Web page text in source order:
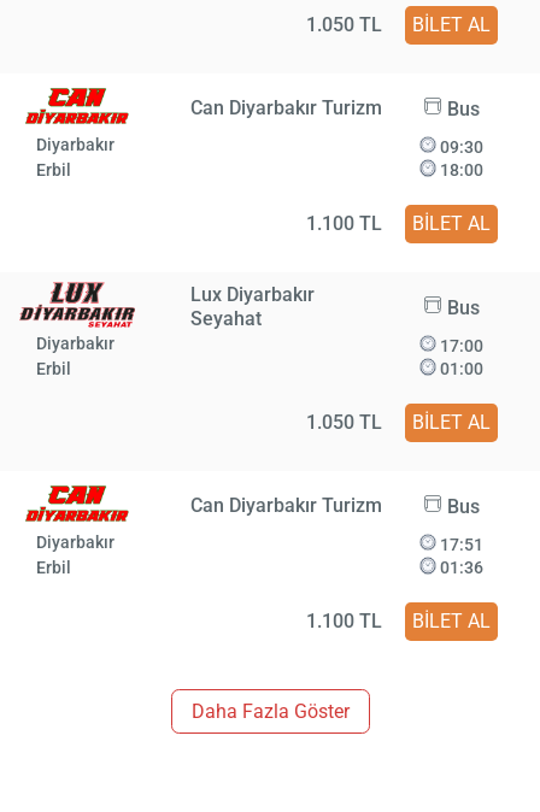
1.050 TL BİLET AL
Can Diyarbakır Turizm Bus
Diyarbakır
Erbil
09:30
18:00
1.100 TL BİLET AL
Lux Diyarbakır
Seyahat
Bus
Diyarbakır
Erbil
17:00
01:00
1.050 TL BİLET AL
Can Diyarbakır Turizm Bus
Diyarbakır
Erbil
17:51
01:36
1.100 TL BİLET AL
Daha Fazla Göster